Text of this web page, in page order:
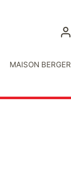
MAISON BERGER